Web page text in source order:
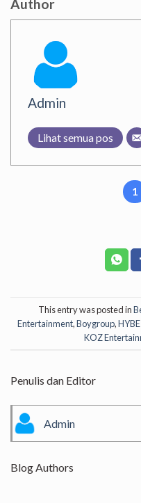
Author
Admin
Lihat semua pos
1
This entry was posted in
Entertainment,Boygroup,
KOZ
Penulis dan Editor
Admin
Blog Authors